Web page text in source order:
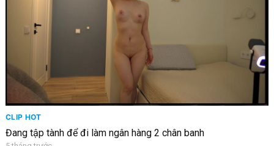
CLIP HOT
Đang tập tành để đi làm ngân hàng 2 chân banh